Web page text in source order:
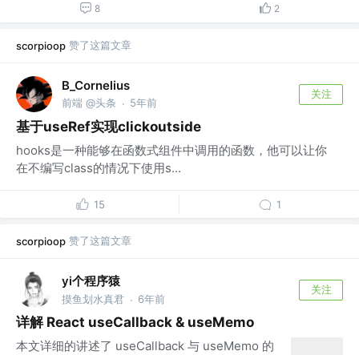
8 2
scorpioop 赞了这篇文章
B_Cornelius
前端 @头条 · 5年前
关注
基于useRef实现clickoutside
hooks是一种能够在函数式组件中调用的函数，他可以让你
在不编写class的情况下使用s...
15 1
scorpioop 赞了这篇文章
yi个程序猿
摸鱼划水真君 · 6年前
关注
详解 React useCallback & useMemo
本文详细的讲述了 useCallback 与 useMemo 的